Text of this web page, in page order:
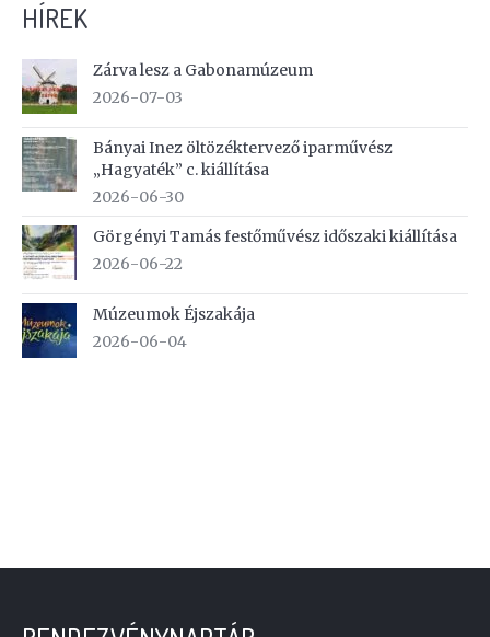
HÍREK
Zárva lesz a Gabonamúzeum
2026-07-03
Bányai Inez öltözéktervező iparművész
„Hagyaték” c. kiállítása
2026-06-30
Görgényi Tamás festőművész időszaki kiállítása
2026-06-22
Múzeumok Éjszakája
2026-06-04